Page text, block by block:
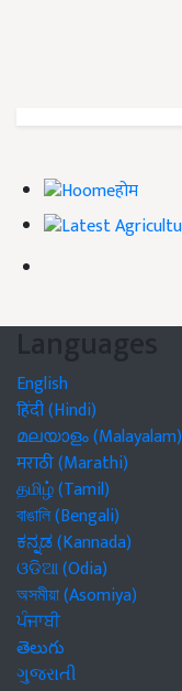
होम
Languages
English
हिंदी (Hindi)
മലയാളം (Malayalam)
मराठी (Marathi)
தமிழ் (Tamil)
বাঙালি (Bengali)
ಕನ್ನಡ (Kannada)
ଓଡିଆ (Odia)
অসমীয়া (Asomiya)
ਪੰਜਾਬੀ
తెలుగు
ગુજરાતી